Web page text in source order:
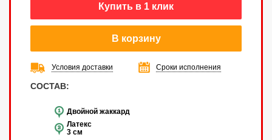
Купить в 1 клик
В корзину
Условия доставки Сроки исполнения
СОСТАВ:
Двойной жаккард
Латекс
3 см